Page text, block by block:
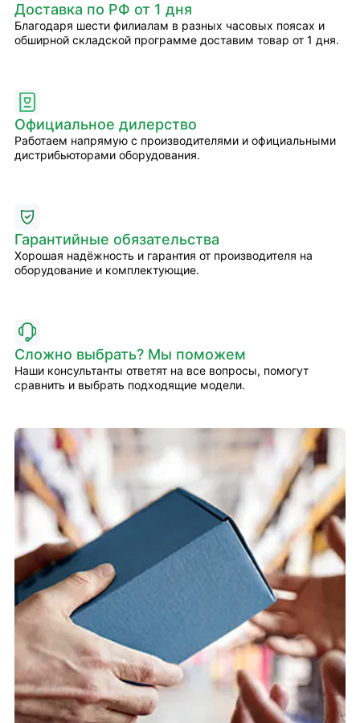
Доставка по РФ от 1 дня
Благодаря шести филиалам в разных часовых поясах и
обширной складской программе доставим товар от 1 дня.
Официальное дилерство
Работаем напрямую с производителями и официальными
дистрибьюторами оборудования.
Гарантийные обязательства
Хорошая надёжность и гарантия от производителя на
оборудование и комплектующие.
Сложно выбрать? Мы поможем
Наши консультанты ответят на все вопросы, помогут
сравнить и выбрать подходящие модели.